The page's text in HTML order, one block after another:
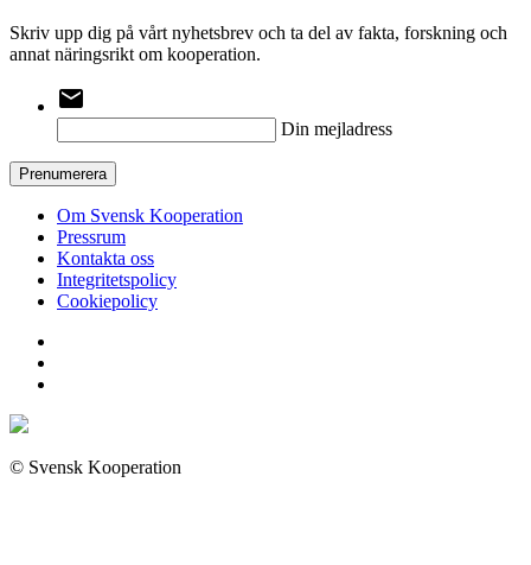
Skriv upp dig på vårt nyhetsbrev och ta del av fakta, forskning och
annat näringsrikt om kooperation.
email
Din mejladress
Prenumerera
Om Svensk Kooperation
Pressrum
Kontakta oss
Integritetspolicy
Cookiepolicy
© Svensk Kooperation